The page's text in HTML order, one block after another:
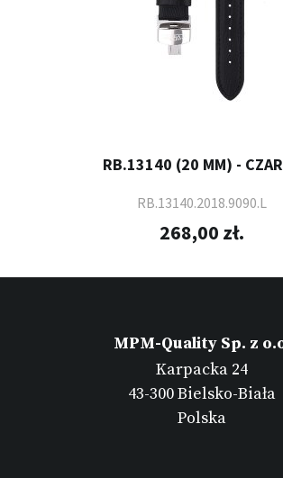
RB.13140 (20 MM) -
RB.13140.2018.9090.L
268,00 zł.
MPM-Quality Sp. z
Karpacka 24
43-300 Bielsko-Biała
Polska